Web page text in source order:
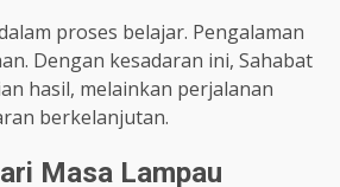
proses belajar. Pengalaman
Dengan kesadaran ini, Sahabat
hasil, melainkan perjalanan
berkelanjutan.
Masa Lampau